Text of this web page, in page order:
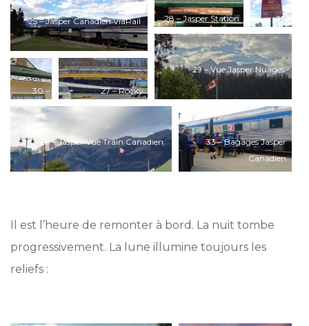
25 – Jasper Canadien ViaRail
28 – Jasper Station
SIgn
31 –
Wrong
Way
Jasper
29 – Vue Jasper Nuages
30 –
Jasper
Panneau
Distance
s
27 – Rocky
Mountaineer Jasper
26 – Jasper Vue Train Canadien
33 – Bagages Jasper
Canadien
Il est l’heure de remonter à bord. La nuit tombe
progressivement. La lune illumine toujours les
reliefs :